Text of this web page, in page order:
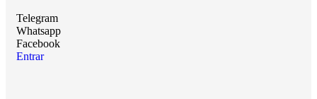
Telegram
Whatsapp
Facebook
Entrar